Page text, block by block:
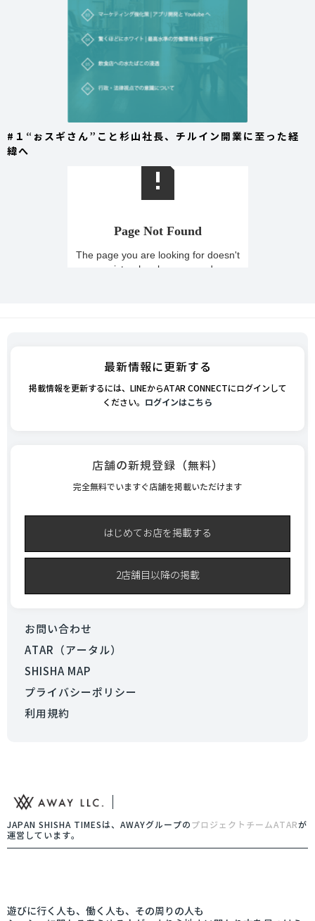
#１“ぉスギさん”こと杉山社長、チルイン開業に至った経
緯へ
最新情報に更新する
掲載情報を更新するには、LINEからATAR CONNECTにログインして
ください。 ログインはこちら
店舗の新規登録（無料）
完全無料でいますぐ店舗を掲載いただけます
はじめてお店を掲載する
2店舗目以降の掲載
お問い合わせ
ATAR（アータル）
SHISHA MAP
プライバシーポリシー
利用規約
JAPAN SHISHA TIMESは、AWAYグループの プロジェクトチームATARが
運営しています。
遊びに行く人も、働く人も、その周りの人も